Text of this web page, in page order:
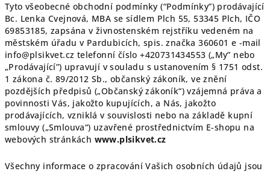
Tyto všeobecné obchodní podmínky (“Podmínky”) prodávající
Bc. Lenka Cvejnová, MBA se sídlem Plch 55, 53345 Plch, IČO
69853185, zapsána v živnostenském rejstříku vedeném na
městském úřadu v Pardubicích, spis. značka 360601 e -mail
info@plsikvet.cz telefonní číslo +420731434553 („My” nebo
„Prodávající”) upravují v souladu s ustanovením § 1751 odst.
1 zákona č. 89/2012 Sb., občanský zákoník, ve znění
pozdějších předpisů („Občanský zákoník“) vzájemná práva a
povinnosti Vás, jakožto kupujících, a Nás, jakožto
prodávajících, vzniklá v souvislosti nebo na základě kupní
smlouvy („Smlouva“) uzavřené prostřednictvím E-shopu na
webových stránkách www.plsikvet.cz
Všechny informace o zpracování Vašich osobních údajů jsou